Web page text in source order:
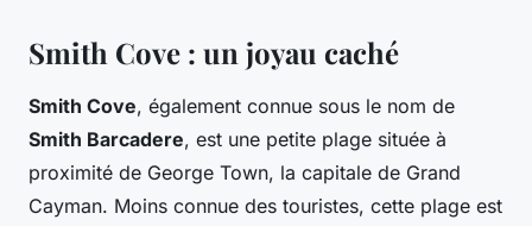
Smith Cove : un joyau caché
Smith Cove, également connue sous le nom de
Smith Barcadere, est une petite plage située à
proximité de George Town, la capitale de Grand
Cayman. Moins connue des touristes, cette plage est